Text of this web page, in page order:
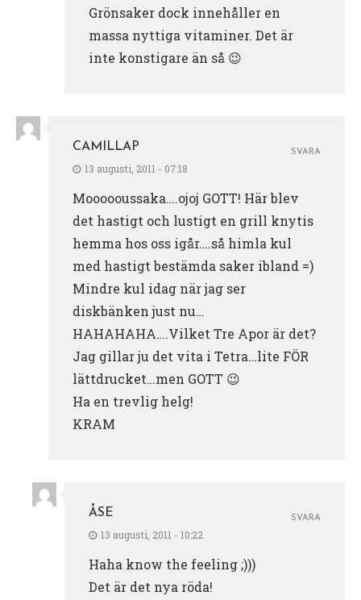
Grönsaker dock innehåller en
massa nyttiga vitaminer. Det är
inte konstigare än så 😉
CAMILLAP
13 augusti, 2011 - 07:18
Moooooussaka….ojoj GOTT! Här blev
det hastigt och lustigt en grill knytis
hemma hos oss igår….så himla kul
med hastigt bestämda saker ibland =)
Mindre kul idag när jag ser
diskbänken just nu…
HAHAHAHA….Vilket Tre Apor är det?
Jag gillar ju det vita i Tetra…lite FÖR
lättdrucket…men GOTT 😉
Ha en trevlig helg!
KRAM
SVARA
ÅSE
13 augusti, 2011 - 10:22
Haha know the feeling ;)))
Det är det nya röda!
SVARA